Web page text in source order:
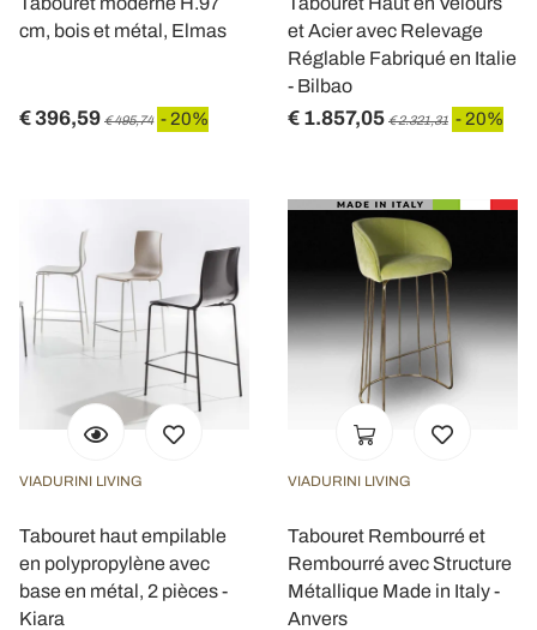
cm, bois et métal, Elmas
€ 396,59 € 495,74 - 20%
et Acier avec Relevage
Réglable Fabriqué en Italie
- Bilbao
€ 1.857,05 € 2.321,31 - 20%
VIADURINI LIVING
Tabouret haut empilable
en polypropylène avec
base en métal, 2 pièces -
Kiara
VIADURINI LIVING
Tabouret Rembourré et
Rembourré avec Structure
Métallique Made in Italy -
Anvers